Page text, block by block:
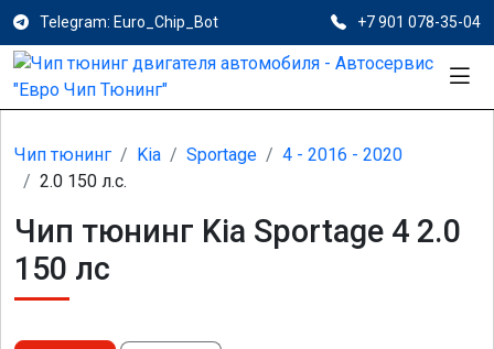
Telegram: Euro_Chip_Bot +7 901 078-35-04
Чип тюнинг Kia Sportage
4 - 2016 - 2020
2.0 150 л.с.
Чип тюнинг Kia Sportage 4 2.0
150 лс